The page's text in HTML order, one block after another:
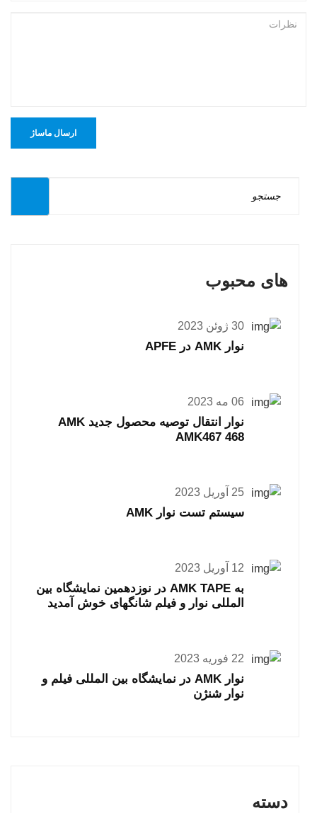
ارسال ماساژ
های محبوب
30 ژوئن 2023
نوار AMK در APFE
06 مه 2023
نوار انتقال توصیه محصول جدید AMK
AMK467 468
25 آوریل 2023
سیستم تست نوار AMK
12 آوریل 2023
به AMK TAPE در نوزدهمین نمایشگاه بین
المللی نوار و فیلم شانگهای خوش آمدید
22 فوریه 2023
نوار AMK در نمایشگاه بین المللی فیلم و
نوار شنژن
دسته